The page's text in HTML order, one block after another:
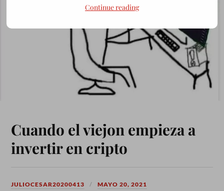
Cuando el viejon empieza a
invertir en cripto
JULIOCESAR20200413 MAYO 20, 2021
Continue reading